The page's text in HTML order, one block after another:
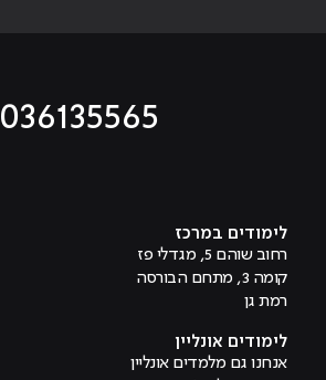
036135565
לימודים במרכז
רחוב שוהם 5, מגדלי פז
קומה 3, מתחם הבורסה
רמת גן
לימודים אונליין
אנחנו גם מלמדים אונליין